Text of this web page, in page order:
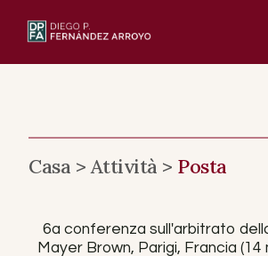
Casa >Attività > Posta
6a conferenza sull'arbitrato
Mayer Brown, Parigi, Francia (14